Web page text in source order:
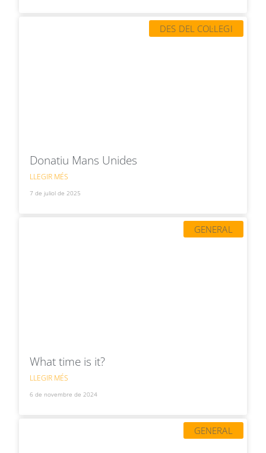
DES DEL COL·LEGI
Donatiu Mans Unides
LLEGIR MÉS
7 de juliol de 2025
GENERAL
What time is it?
LLEGIR MÉS
6 de novembre de 2024
GENERAL